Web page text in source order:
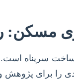
مسکن:
سرپناه است.
را برای پژوهش